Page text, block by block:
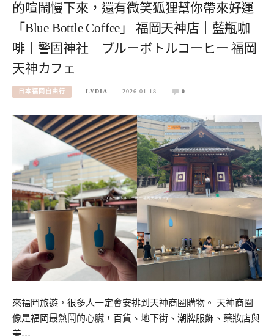
的喧鬧慢下來，還有微笑狐狸幫你帶來好運
「Blue Bottle Coffee」 福岡天神店｜藍瓶咖
啡｜警固神社｜ブルーボトルコーヒー 福岡
天神カフェ
日本福岡自由行 LYDIA 2026-01-18 0
來福岡旅遊，很多人一定會安排到天神商圈購物。 天神商圈
像是福岡最熱鬧的心臟，百貨、地下街、潮牌服飾、藥妝店與
美…